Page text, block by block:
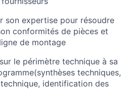
son expertise pour résoudre
conformités de pièces et
de montage
le périmètre technique à sa
techniques,
identification des